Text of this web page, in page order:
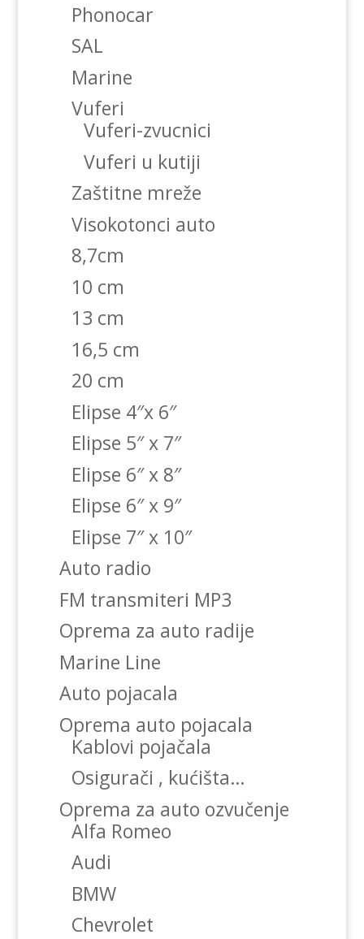
Phonocar
SAL
Marine
Vuferi
Vuferi-zvucnici
Vuferi u kutiji
Zaštitne mreže
Visokotonci auto
8,7cm
10 cm
13 cm
16,5 cm
20 cm
Elipse 4″x 6″
Elipse 5″ x 7″
Elipse 6″ x 8″
Elipse 6″ x 9″
Elipse 7″ x 10″
Auto radio
FM transmiteri MP3
Oprema za auto radije
Marine Line
Auto pojacala
Oprema auto pojacala
Kablovi pojačala
Osigurači , kućišta…
Oprema za auto ozvučenje
Alfa Romeo
Audi
BMW
Chevrolet